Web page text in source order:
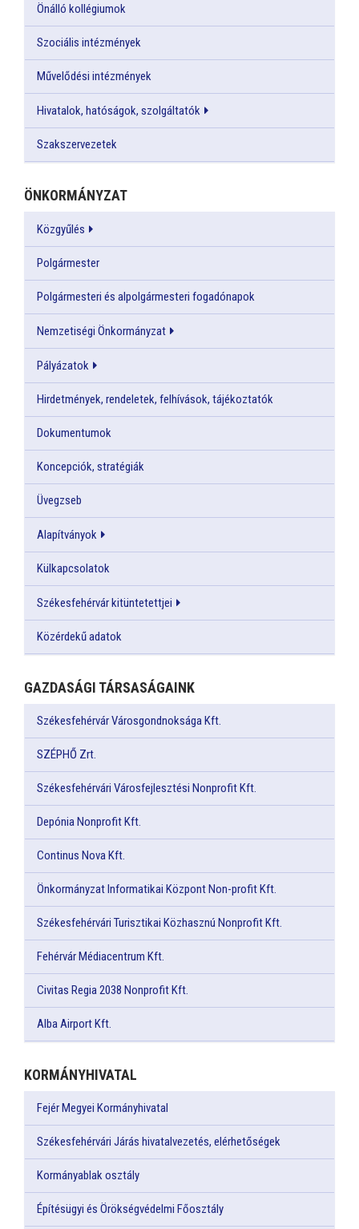
Önálló kollégiumok
Szociális intézmények
Művelődési intézmények
Hivatalok, hatóságok, szolgáltatók
Szakszervezetek
ÖNKORMÁNYZAT
Közgyűlés
Polgármester
Polgármesteri és alpolgármesteri fogadónapok
Nemzetiségi Önkormányzat
Pályázatok
Hirdetmények, rendeletek, felhívások, tájékoztatók
Dokumentumok
Koncepciók, stratégiák
Üvegzseb
Alapítványok
Külkapcsolatok
Székesfehérvár kitüntetettjei
Közérdekű adatok
GAZDASÁGI TÁRSASÁGAINK
Székesfehérvár Városgondnoksága Kft.
SZÉPHŐ Zrt.
Székesfehérvári Városfejlesztési Nonprofit Kft.
Depónia Nonprofit Kft.
Continus Nova Kft.
Önkormányzat Informatikai Központ Non-profit Kft.
Székesfehérvári Turisztikai Közhasznú Nonprofit Kft.
Fehérvár Médiacentrum Kft.
Civitas Regia 2038 Nonprofit Kft.
Alba Airport Kft.
KORMÁNYHIVATAL
Fejér Megyei Kormányhivatal
Székesfehérvári Járás hivatalvezetés, elérhetőségek
Kormányablak osztály
Építésügyi és Örökségvédelmi Főosztály